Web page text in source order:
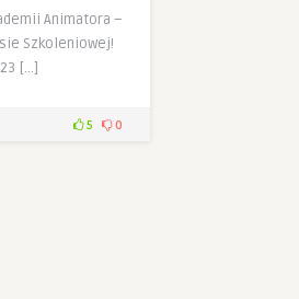
Animatora –
Szkoleniowej!
[…]
5 0